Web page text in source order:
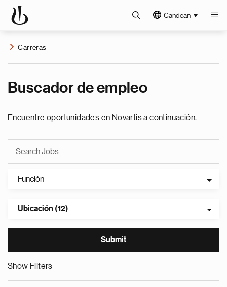
Candean
Carreras
Buscador de empleo
Encuentre oportunidades en Novartis a continuación.
Función
Ubicación (12)
Show Filters